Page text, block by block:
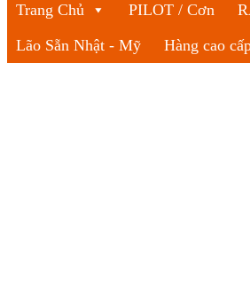
Trang Chủ PILOT / Cơn
Lão Sẵn Nhật - Mỹ
Hàng cao